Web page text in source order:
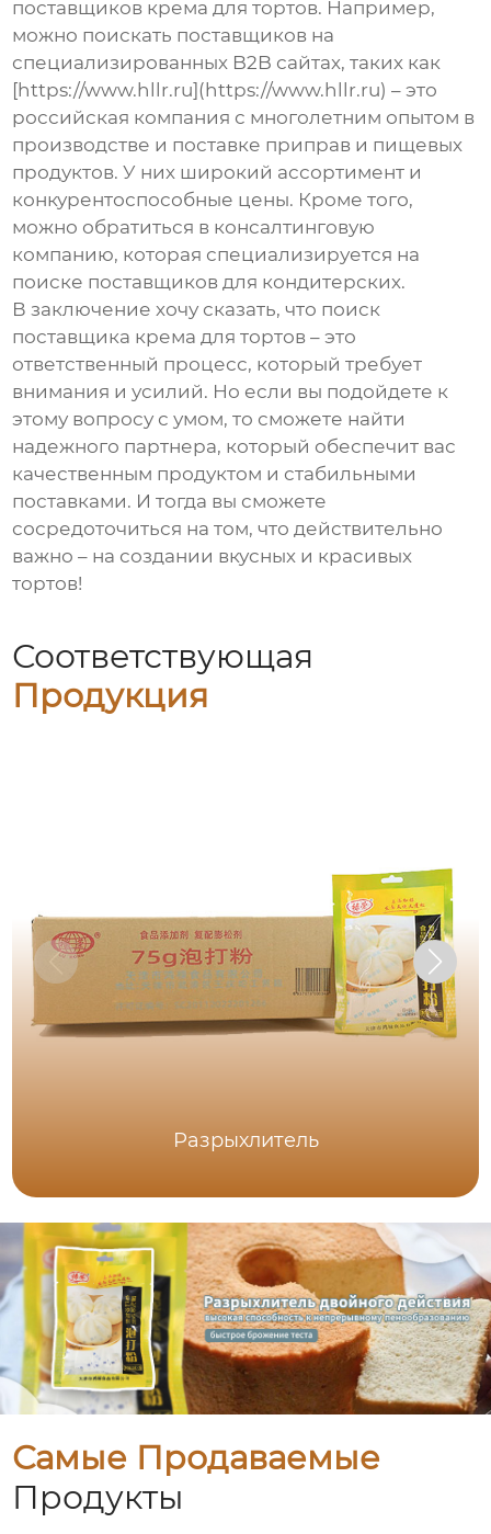
поставщиков крема для тортов. Например,
можно поискать поставщиков на
специализированных B2B сайтах, таких как
[https://www.hllr.ru](https://www.hllr.ru) – это
российская компания с многолетним опытом в
производстве и поставке приправ и пищевых
продуктов. У них широкий ассортимент и
конкурентоспособные цены. Кроме того,
можно обратиться в консалтинговую
компанию, которая специализируется на
поиске поставщиков для кондитерских.
В заключение хочу сказать, что поиск
поставщика крема для тортов – это
ответственный процесс, который требует
внимания и усилий. Но если вы подойдете к
этому вопросу с умом, то сможете найти
надежного партнера, который обеспечит вас
качественным продуктом и стабильными
поставками. И тогда вы сможете
сосредоточиться на том, что действительно
важно – на создании вкусных и красивых
тортов!
Соответствующая
Продукция
Разрыхлитель
Самые Продаваемые
Продукты